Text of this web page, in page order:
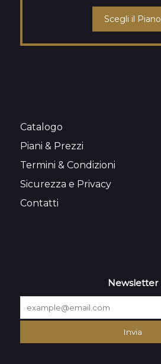
Scegli il Piano
Catalogo
Piani & Prezzi
Termini & Condizioni
Sicurezza e Privacy
Contatti
Newsletter